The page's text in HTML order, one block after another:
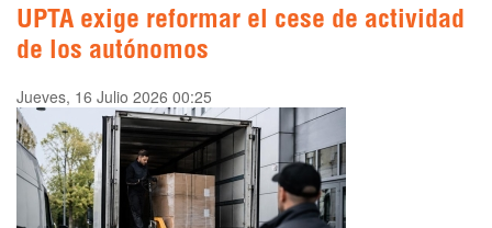
UPTA exige reformar el cese de actividad
de los autónomos
Jueves, 16 Julio 2026 00:25